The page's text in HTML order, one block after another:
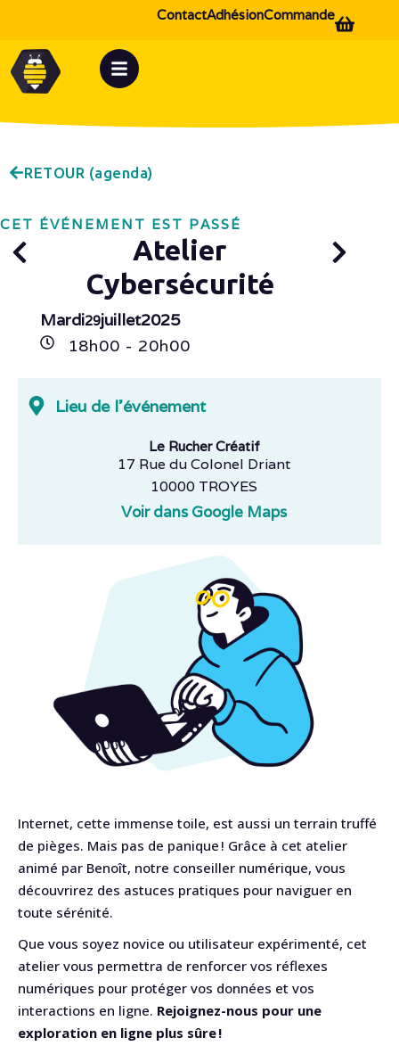
Commande
Adhésion
Contact
RETOUR (agenda)
CET ÉVÉNEMENT EST PASSÉ
Atelier
Cybersécurité
Mardi29juillet2025
18h00 - 20h00
Lieu de l'événement
Le Rucher Créatif
17 Rue du Colonel Driant
10000 TROYES
Voir dans Google Maps
Internet, cette immense toile, est aussi un terrain truffé
de pièges. Mais pas de panique ! Grâce à cet atelier
animé par Benoît, notre conseiller numérique, vous
découvrirez des astuces pratiques pour naviguer en
toute sérénité.
Que vous soyez novice ou utilisateur expérimenté, cet
atelier vous permettra de renforcer vos réflexes
numériques pour protéger vos données et vos
interactions en ligne. Rejoignez-nous pour une
exploration en ligne plus sûre !